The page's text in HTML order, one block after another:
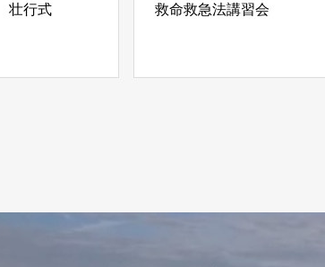
壮行式 救命救急法講習会